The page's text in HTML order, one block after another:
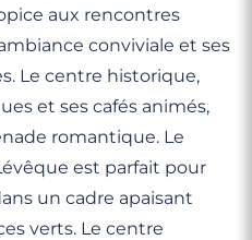
aux rencontres
conviviale et ses
Le centre historique,
et ses cafés animés,
romantique. Le
est parfait pour
un cadre apaisant
verts. Le centre